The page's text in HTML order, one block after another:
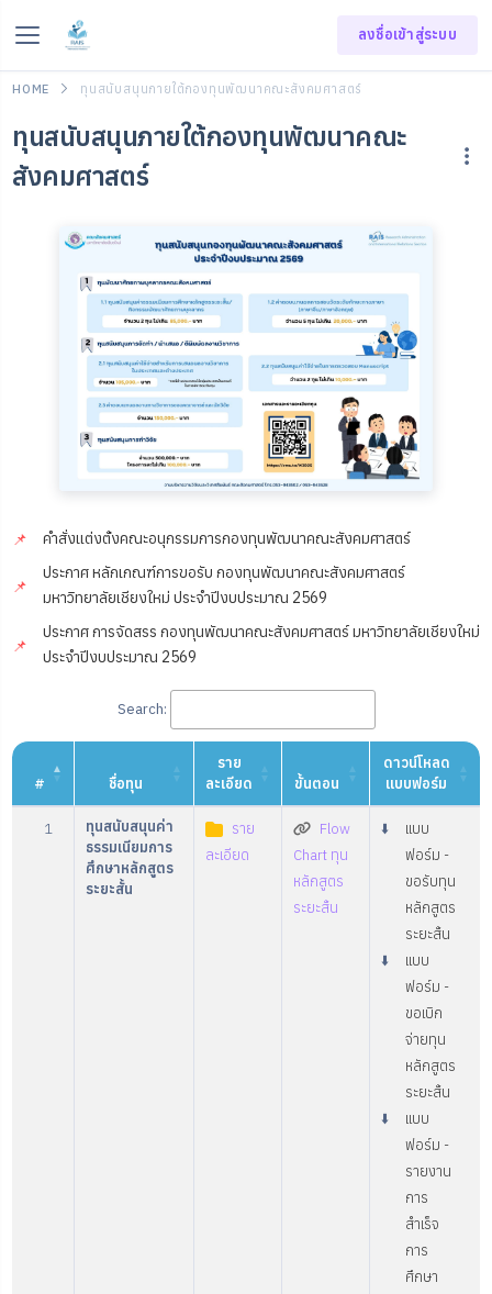
ลงชื่อเข้าสู่ระบบ
HOME ทุนสนับสนุนภายใต้กองทุนพัฒนาคณะสังคมศาสตร์
ทุนสนับสนุนภายใต้กองทุนพัฒนาคณะ
สังคมศาสตร์
📌 คำสั่งแต่งตั้งคณะอนุกรรมการกองทุนพัฒนาคณะสังคมศาสตร์
📌
ประกาศ หลักเกณฑ์การขอรับ กองทุนพัฒนาคณะสังคมศาสตร์
มหาวิทยาลัยเชียงใหม่ ประจำปีงบประมาณ 2569
📌
ประกาศ การจัดสรร กองทุนพัฒนาคณะสังคมศาสตร์ มหาวิทยาลัยเชียงใหม่
ประจำปีงบประมาณ 2569
Search:
# ชื่อทุน
ราย
ละเอียด
ขั้นตอน
ดาวน์โหลด
แบบฟอร์ม
1
ทุนสนับสนุนค่า
ธรรมเนียมการ
ศึกษาหลักสูตร
ระยะสั้น
ราย
ละเอียด
Flow
Chart ทุน
หลักสูตร
ระยะสั้น
⬇️
แบบ
ฟอร์ม -
ขอรับทุน
หลักสูตร
ระยะสั้น
⬇️
แบบ
ฟอร์ม -
ขอเบิก
จ่ายทุน
หลักสูตร
ระยะสั้น
⬇️
แบบ
ฟอร์ม -
รายงาน
การ
สำเร็จ
การ
ศึกษา